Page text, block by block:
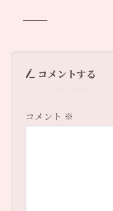
コメントする
コメント ※